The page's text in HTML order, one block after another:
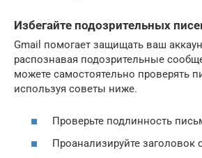
Избегайте подозрительных
Gmail помогает защищать ваш
распознавая подозрительные
можете самостоятельно проверять
используя советы ниже.
Проверьте подлинность
Проанализируйте заголовок